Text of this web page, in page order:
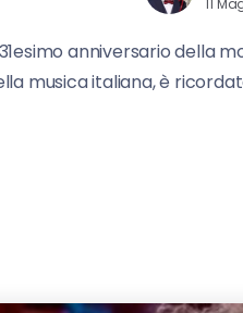
11
anniversario della
musica italiana, è